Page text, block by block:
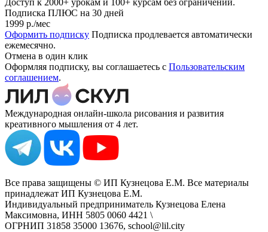
Доступ к 2000+ урокам и 100+ курсам без ограничений.
Подписка ПЛЮС на 30 дней
1999 р./мес
Оформить подписку Подписка продлевается автоматически
ежемесячно.
Отмена в один клик
Оформляя подписку, вы соглашаетесь с Пользовательским
соглашением.
Международная онлайн-школа рисования и развития
креативного мышления от 4 лет.
Все права защищены © ИП Кузнецова Е.М. Все материалы
принадлежат ИП Кузнецова Е.М.
Индивидуальный предприниматель Кузнецова Елена
Максимовна, ИНН 5805 0060 4421 \
ОГРНИП 31858 35000 13676, school@lil.city